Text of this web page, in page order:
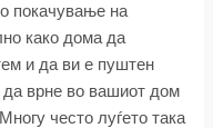
покачување на
како дома да
и да ви е пуштен
да врне во вашиот дом
често луѓето така